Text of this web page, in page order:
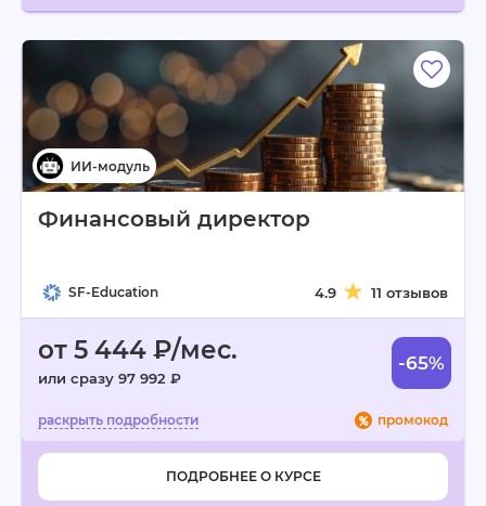
Финансовый директор
SF-Education 4.9 11 отзывов
от 5 444 ₽/мес.
или сразу 97 992 ₽
-65%
промокод
ПОДРОБНЕЕ О КУРСЕ